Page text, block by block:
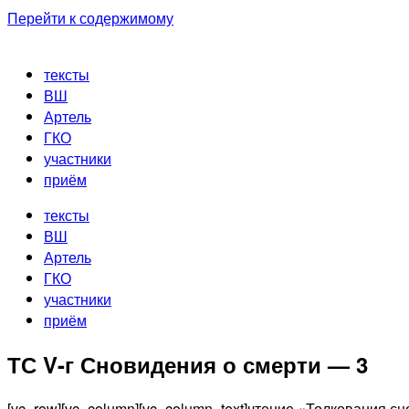
Перейти к содержимому
тексты
ВШ
Артель
ГКО
участники
приём
тексты
ВШ
Артель
ГКО
участники
приём
ТС V-г Сновидения о смерти — 3